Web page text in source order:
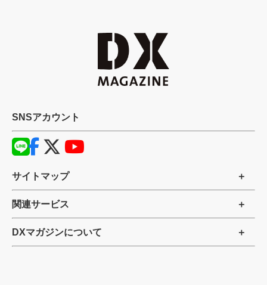
SNSアカウント
サイトマップ
関連サービス
DXマガジンについて